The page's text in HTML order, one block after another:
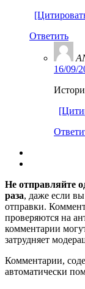
Ответить
16/09/
Не отправляйте
раза, даже если вы
отправки.
проверяются на
комментарии
затрудняет
Комментарии,
автоматически